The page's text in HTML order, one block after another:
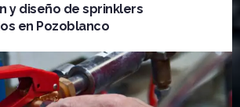
y diseño de sprinklers
en Pozoblanco